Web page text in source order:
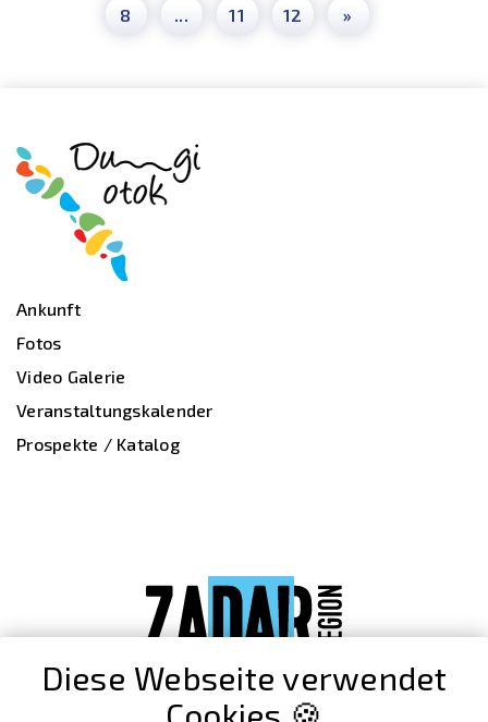
8 ... 11 12 »
Ankunft
Fotos
Video Galerie
Veranstaltungskalender
Prospekte / Katalog
Diese Webseite verwendet